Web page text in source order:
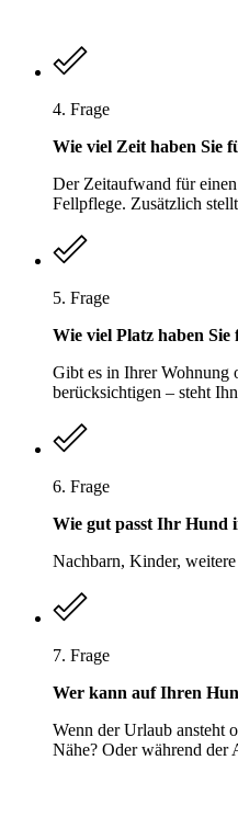
4. Frage
Wie viel Zeit haben Sie
Der Zeitaufwand für
Fellpflege. Zusätzlich
5. Frage
Wie viel Platz haben
Gibt es in Ihrer Wohnung
berücksichtigen – steht
6. Frage
Wie gut passt Ihr Hund
Nachbarn, Kinder,
7. Frage
Wer kann auf Ihren
Wenn der Urlaub ansteht
Nähe? Oder während der